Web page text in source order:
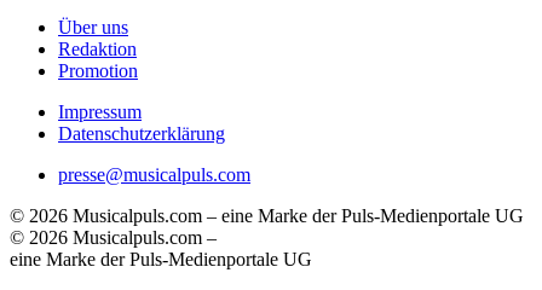
Über uns
Redaktion
Promotion
Impressum
Datenschutzerklärung
presse@musicalpuls.com
© 2026 Musicalpuls.com – eine Marke der Puls-Medienportale UG
© 2026 Musicalpuls.com –
eine Marke der Puls-Medienportale UG